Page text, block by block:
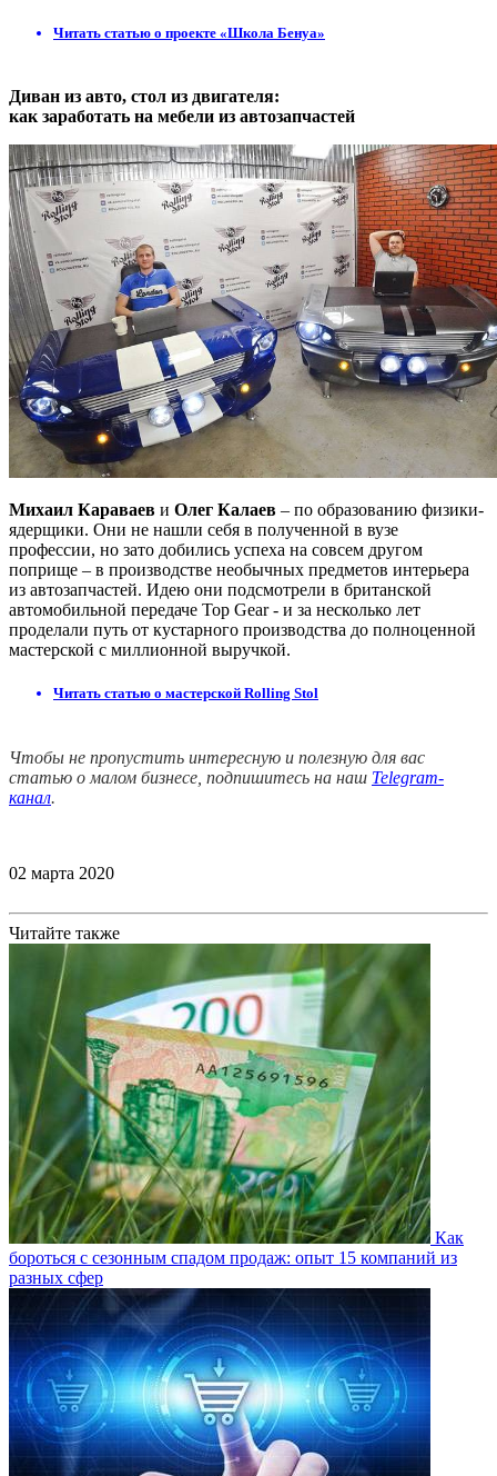
Читать статью о проекте «Школа Бенуа»
Диван из авто, стол из двигателя:
как заработать на мебели из автозапчастей
Михаил Караваев и Олег Калаев – по образованию физики-
ядерщики. Они не нашли себя в полученной в вузе
профессии, но зато добились успеха на совсем другом
поприще – в производстве необычных предметов интерьера
из автозапчастей. Идею они подсмотрели в британской
автомобильной передаче Top Gear - и за несколько лет
проделали путь от кустарного производства до полноценной
мастерской с миллионной выручкой.
Читать статью о мастерской Rolling Stol
Чтобы не пропустить интересную и полезную для вас
статью о малом бизнесе, подпишитесь на наш Telegram-
канал.
02 марта 2020
Читайте также
Как
бороться с сезонным спадом продаж: опыт 15 компаний из
разных сфер